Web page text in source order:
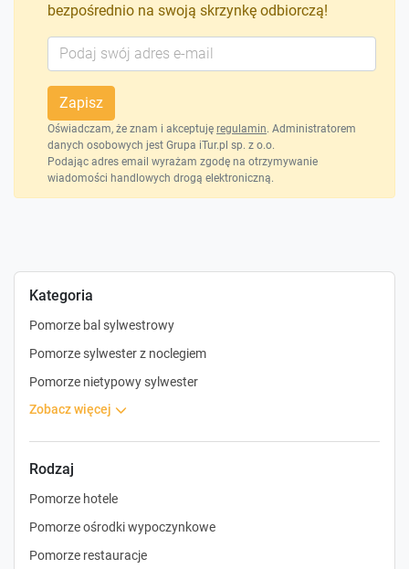
Kategoria
Pomorze bal sylwestrowy
Pomorze sylwester z noclegiem
Pomorze nietypowy sylwester
zobacz więcej
Rodzaj
Pomorze hotele
Pomorze ośrodki wypoczynkowe
Pomorze restauracje
bezpośrednio na swoją skrzynkę odbiorczą!
Zapisz
Oświadczam, że znam i akceptuję regulamin. Administratorem
danych osobowych jest Grupa iTur.pl sp. z o.o.
Podając adres email wyrażam zgodę na otrzymywanie
wiadomości handlowych drogą elektroniczną.